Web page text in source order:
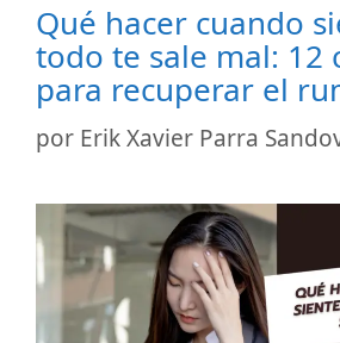
Qué hacer cuando
todo te sale mal: 12
para recuperar el
por Erik Xavier Parra